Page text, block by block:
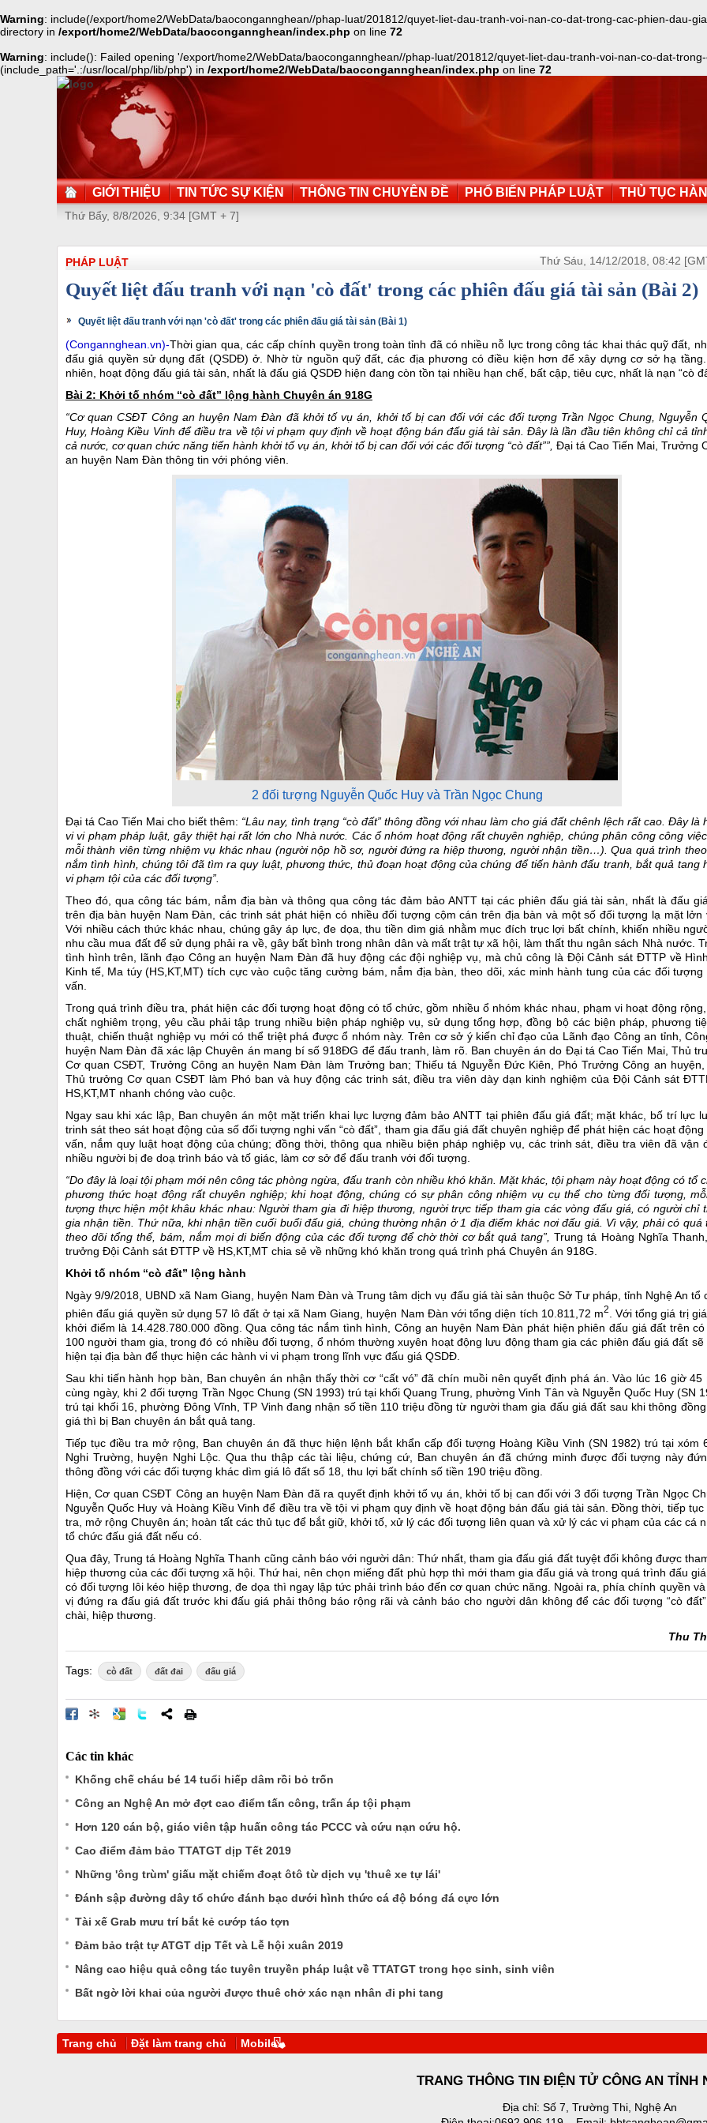
Warning: include(/export/home2/WebData/baocongannghean//phap-luat/201812/quyet-liet-dau-tranh-voi-nan-co-dat-trong-cac-phien-dau-
directory in /export/home2/WebData/baocongannghean/index.php on line 72
Warning: include(): Failed opening '/export/home2/WebData/baocongannghean//phap-luat/201812/quyet-liet-dau-tranh-voi-nan-co-dat-
(include_path='.:/usr/local/php/lib/php') in /export/home2/WebData/baocongannghean/index.php on line 72
GIỚI THIỆU TIN TỨC SỰ KIỆN THÔNG TIN CHUYÊN ĐỀ PHỔ BIẾN PHÁP LUẬT THỦ TỤC
Thứ Bẩy, 8/8/2026, 9:34 [GMT + 7]
PHÁP LUẬT Thứ Sáu, 14/12/2018, 08:42
Quyết liệt đấu tranh với nạn 'cò đất' trong các phiên đấu giá tài sản (Bài 2)
Quyết liệt đấu tranh với nạn 'cò đất' trong các phiên đấu giá tài sản (Bài 1)
(Congannghean.vn)-Thời gian qua, các cấp chính quyền trong toàn tỉnh đã có nhiều nỗ lực trong công tác khai thác quỹ đất,
đấu giá quyền sử dụng đất (QSDĐ) ở. Nhờ từ nguồn quỹ đất, các địa phương có điều kiện hơn để xây dựng cơ sở hạ
nhiên, hoạt động đấu giá tài sản, nhất là đấu giá QSDĐ hiện đang còn tồn tại nhiều hạn chế, bất cập, tiêu cực, nhất là nạn “cò
Bài 2: Khởi tố nhóm “cò đất” lộng hành Chuyên án 918G
“Cơ quan CSĐT Công an huyện Nam Đàn đã khởi tố vụ án, khởi tố bị can đối với các đối tượng Trần Ngọc Chung, Nguyễn
Huy, Hoàng Kiều Vinh để điều tra về tội vi phạm quy định về hoạt động bán đấu giá tài sản. Đây là lần đầu tiên không chỉ cả
cả nước, cơ quan chức năng tiến hành khởi tố vụ án, khởi tố bị can đối với các đối tượng “cò đất””, Đại tá Cao Tiến Mai, Trưởng
an huyện Nam Đàn thông tin với phóng viên.
2 đối tượng Nguyễn Quốc Huy và Trần Ngọc Chung
Đại tá Cao Tiến Mai cho biết thêm: “Lâu nay, tình trạng “cò đất” thông đồng với nhau làm cho giá đất chênh lệch rất cao. Đây là
vi vi phạm pháp luật, gây thiệt hại rất lớn cho Nhà nước. Các ổ nhóm hoạt động rất chuyên nghiệp, chúng phân công công
mỗi thành viên từng nhiệm vụ khác nhau (người nộp hồ sơ, người đứng ra hiệp thương, người nhận tiền…). Qua quá trình theo
nắm tình hình, chúng tôi đã tìm ra quy luật, phương thức, thủ đoạn hoạt động của chúng để tiến hành đấu tranh, bắt quả tang
vi phạm tội của các đối tượng”.
Theo đó, qua công tác bám, nắm địa bàn và thông qua công tác đảm bảo ANTT tại các phiên đấu giá tài sản, nhất là đấu
trên địa bàn huyện Nam Đàn, các trinh sát phát hiện có nhiều đối tượng cộm cán trên địa bàn và một số đối tượng lạ mặt lởn
Với nhiều cách thức khác nhau, chúng gây áp lực, đe dọa, thu tiền dìm giá nhằm mục đích trục lợi bất chính, khiến nhiều
nhu cầu mua đất để sử dụng phải ra về, gây bất bình trong nhân dân và mất trật tự xã hội, làm thất thu ngân sách Nhà nước.
tình hình trên, lãnh đạo Công an huyện Nam Đàn đã huy động các đội nghiệp vụ, mà chủ công là Đội Cảnh sát ĐTTP về
Kinh tế, Ma túy (HS,KT,MT) tích cực vào cuộc tăng cường bám, nắm địa bàn, theo dõi, xác minh hành tung của các đối tượng
vấn.
Trong quá trình điều tra, phát hiện các đối tượng hoạt động có tổ chức, gồm nhiều ổ nhóm khác nhau, phạm vi hoạt động
chất nghiêm trọng, yêu cầu phải tập trung nhiều biện pháp nghiệp vụ, sử dụng tổng hợp, đồng bộ các biện pháp, phương
thuật, chiến thuật nghiệp vụ mới có thể triệt phá được ổ nhóm này. Trên cơ sở ý kiến chỉ đạo của Lãnh đạo Công an tỉnh,
huyện Nam Đàn đã xác lập Chuyên án mang bí số 918ĐG để đấu tranh, làm rõ. Ban chuyên án do Đại tá Cao Tiến Mai, Thủ
Cơ quan CSĐT, Trưởng Công an huyện Nam Đàn làm Trưởng ban; Thiếu tá Nguyễn Đức Kiên, Phó Trưởng Công an huyện,
Thủ trưởng Cơ quan CSĐT làm Phó ban và huy động các trinh sát, điều tra viên dày dạn kinh nghiệm của Đội Cảnh sát
HS,KT,MT nhanh chóng vào cuộc.
Ngay sau khi xác lập, Ban chuyên án một mặt triển khai lực lượng đảm bảo ANTT tại phiên đấu giá đất; mặt khác, bố trí lực
trinh sát theo sát hoạt động của số đối tượng nghi vấn “cò đất”, tham gia đấu giá đất chuyên nghiệp để phát hiện các hoạt động
vấn, nắm quy luật hoạt động của chúng; đồng thời, thông qua nhiều biện pháp nghiệp vụ, các trinh sát, điều tra viên đã vận
nhiều người bị đe doạ trình báo và tố giác, làm cơ sở để đấu tranh với đối tượng.
“Do đây là loại tội phạm mới nên công tác phòng ngừa, đấu tranh còn nhiều khó khăn. Mặt khác, tội phạm này hoạt động có tổ
phương thức hoạt động rất chuyên nghiệp; khi hoạt động, chúng có sự phân công nhiệm vụ cụ thể cho từng đối tượng,
tượng thực hiện một khâu khác nhau: Người tham gia đi hiệp thương, người trực tiếp tham gia các vòng đấu giá, có người chỉ
gia nhận tiền. Thứ nữa, khi nhận tiền cuối buổi đấu giá, chúng thường nhận ở 1 địa điểm khác nơi đấu giá. Vì vậy, phải có quá
theo dõi tổng thể, bám, nắm mọi di biến động của các đối tượng để chờ thời cơ bắt quả tang”, Trung tá Hoàng Nghĩa
trưởng Đội Cảnh sát ĐTTP về HS,KT,MT chia sẻ về những khó khăn trong quá trình phá Chuyên án 918G.
Khởi tố nhóm “cò đất” lộng hành
Ngày 9/9/2018, UBND xã Nam Giang, huyện Nam Đàn và Trung tâm dịch vụ đấu giá tài sản thuộc Sở Tư pháp, tỉnh Nghệ An tổ
phiên đấu giá quyền sử dụng 57 lô đất ở tại xã Nam Giang, huyện Nam Đàn với tổng diện tích 10.811,72 m2
. Với tổng giá trị
khởi điểm là 14.428.780.000 đồng. Qua công tác nắm tình hình, Công an huyện Nam Đàn phát hiện phiên đấu giá đất trên
100 người tham gia, trong đó có nhiều đối tượng, ổ nhóm thường xuyên hoạt động lưu động tham gia các phiên đấu giá đất sẽ
hiện tại địa bàn để thực hiện các hành vi vi phạm trong lĩnh vực đấu giá QSDĐ.
Sau khi tiến hành họp bàn, Ban chuyên án nhận thấy thời cơ “cất vó” đã chín muồi nên quyết định phá án. Vào lúc 16 giờ 45
cùng ngày, khi 2 đối tượng Trần Ngọc Chung (SN 1993) trú tại khối Quang Trung, phường Vinh Tân và Nguyễn Quốc Huy (SN
trú tại khối 16, phường Đông Vĩnh, TP Vinh đang nhận số tiền 110 triệu đồng từ người tham gia đấu giá đất sau khi thông
giá thì bị Ban chuyên án bắt quả tang.
Tiếp tục điều tra mở rộng, Ban chuyên án đã thực hiện lệnh bắt khẩn cấp đối tượng Hoàng Kiều Vinh (SN 1982) trú tại xóm
Nghi Trường, huyện Nghi Lộc. Qua thu thập các tài liệu, chứng cứ, Ban chuyên án đã chứng minh được đối tượng này
thông đồng với các đối tượng khác dìm giá lô đất số 18, thu lợi bất chính số tiền 190 triệu đồng.
Hiện, Cơ quan CSĐT Công an huyện Nam Đàn đã ra quyết định khởi tố vụ án, khởi tố bị can đối với 3 đối tượng Trần Ngọc
Nguyễn Quốc Huy và Hoàng Kiều Vinh để điều tra về tội vi phạm quy định về hoạt động bán đấu giá tài sản. Đồng thời, tiếp tục
tra, mở rộng Chuyên án; hoàn tất các thủ tục để bắt giữ, khởi tố, xử lý các đối tượng liên quan và xử lý các vi phạm của các cá
tổ chức đấu giá đất nếu có.
Qua đây, Trung tá Hoàng Nghĩa Thanh cũng cảnh báo với người dân: Thứ nhất, tham gia đấu giá đất tuyệt đối không được
hiệp thương của các đối tượng xã hội. Thứ hai, nên chọn miếng đất phù hợp thì mới tham gia đấu giá và trong quá trình đấu
có đối tượng lôi kéo hiệp thương, đe dọa thì ngay lập tức phải trình báo đến cơ quan chức năng. Ngoài ra, phía chính quyền
vị đứng ra đấu giá đất trước khi đấu giá phải thông báo rộng rãi và cảnh báo cho người dân không để các đối tượng “cò
chài, hiệp thương.
Thu
Tags: cò đất đất đai đấu giá
Các tin khác
Khống chế cháu bé 14 tuổi hiếp dâm rồi bỏ trốn
Công an Nghệ An mở đợt cao điểm tấn công, trấn áp tội phạm
Hơn 120 cán bộ, giáo viên tập huấn công tác PCCC và cứu nạn cứu hộ.
Cao điểm đảm bảo TTATGT dịp Tết 2019
Những 'ông trùm' giấu mặt chiếm đoạt ôtô từ dịch vụ 'thuê xe tự lái'
Đánh sập đường dây tổ chức đánh bạc dưới hình thức cá độ bóng đá cực lớn
Tài xế Grab mưu trí bắt kẻ cướp táo tợn
Đảm bảo trật tự ATGT dịp Tết và Lễ hội xuân 2019
Nâng cao hiệu quả công tác tuyên truyền pháp luật về TTATGT trong học sinh, sinh viên
Bất ngờ lời khai của người được thuê chở xác nạn nhân đi phi tang
Trang chủ Đặt làm trang chủ Mobile
TRANG THÔNG TIN ĐIỆN TỬ CÔNG AN TỈNH
Địa chỉ: Số 7, Trường Thi, Nghệ An